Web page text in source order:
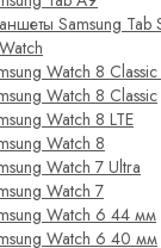
Samsung Tab
Watch 8 Classic
Watch 8 Classic
Watch 8 LTE
Watch 8
Watch 7 Ultra
Watch 7
Watch 6 44 мм
Watch 6 40 мм